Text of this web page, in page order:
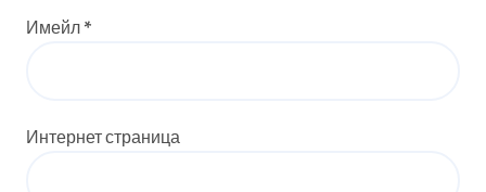
Имейл *
Интернет страница